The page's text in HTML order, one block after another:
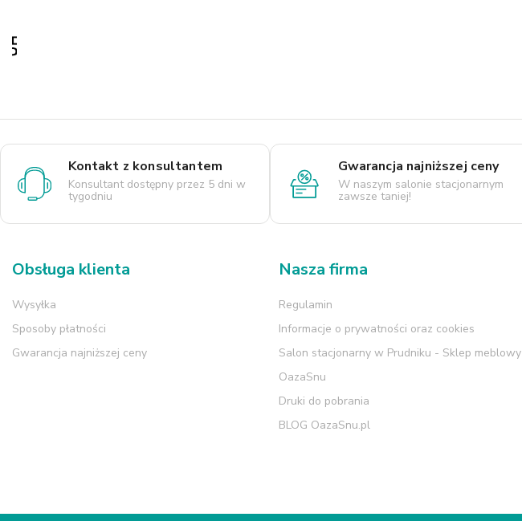
Kontakt z konsultantem
Konsultant dostępny przez 5 dni w
tygodniu
Gwarancja najniższej ceny
W naszym salonie stacjonarnym
zawsze taniej!
Obsługa klienta
Wysyłka
Sposoby płatności
Gwarancja najniższej ceny
Nasza firma
Regulamin
Informacje o prywatności oraz cookies
Salon stacjonarny w Prudniku - Sklep meblowy
OazaSnu
Druki do pobrania
BLOG OazaSnu.pl